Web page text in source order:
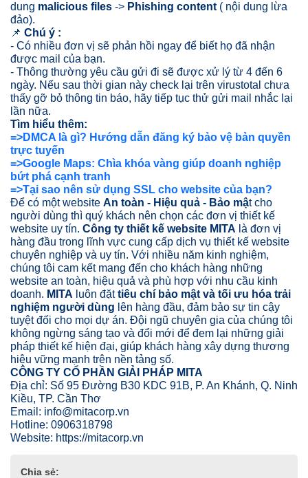
dung malicious files -> Phishing content ( nội dung lừa
đảo).
📌 Chú ý :
- Có nhiều đơn vị sẽ phản hồi ngay để biết họ đã nhận
được mail của bạn.
- Thông thường yêu cầu gửi đi sẽ được xử lý từ 4 đến 6
ngày. Nếu sau thời gian này check lại trên virustotal chưa
thấy gỡ bỏ thông tin báo, hãy tiếp tục thử gửi mail nhắc lại
lần nữa.
Tìm hiểu thêm:
=>DMCA là gì? Hướng dẫn đăng ký bảo vệ bản quyền
trực tuyến
=>Google Maps: Chìa khóa vàng giúp doanh nghiệp
bứt phá cạnh tranh
=>Tại sao nên sử dụng SSL cho website của bạn?
Để có một website An toàn - Hiệu quả - Bảo mật cho
người dùng thì quý khách nên chọn các đơn vị thiết kế
website uy tín. Công ty thiết kế website MITA là đơn vị
hàng đầu trong lĩnh vực cung cấp dịch vụ thiết kế website
chuyên nghiệp và uy tín. Với nhiều năm kinh nghiệm,
chúng tôi cam kết mang đến cho khách hàng những
website an toàn, hiệu quả và phù hợp với nhu cầu kinh
doanh. MITA luôn đặttiêu chí bảo mật và tối ưu hóa trải
nghiệm người dùng lên hàng đầu, đảm bảo sự tin cậy
tuyệt đối cho mọi dự án. Đội ngũ chuyên gia của chúng tôi
không ngừng sáng tạo và đổi mới để đem lại những giải
pháp thiết kế hiện đại, giúp khách hàng xây dựng thương
hiệu vững mạnh trên nền tảng số.
CÔNG TY CỔ PHẦN GIẢI PHÁP MITA
Địa chỉ: Số 95 Đường B30 KDC 91B, P. An Khánh, Q. Ninh
Kiều, TP. Cần Thơ
Email: info@mitacorp.vn
Hotline: 0906318798
Website: https://mitacorp.vn
Chia sẻ: